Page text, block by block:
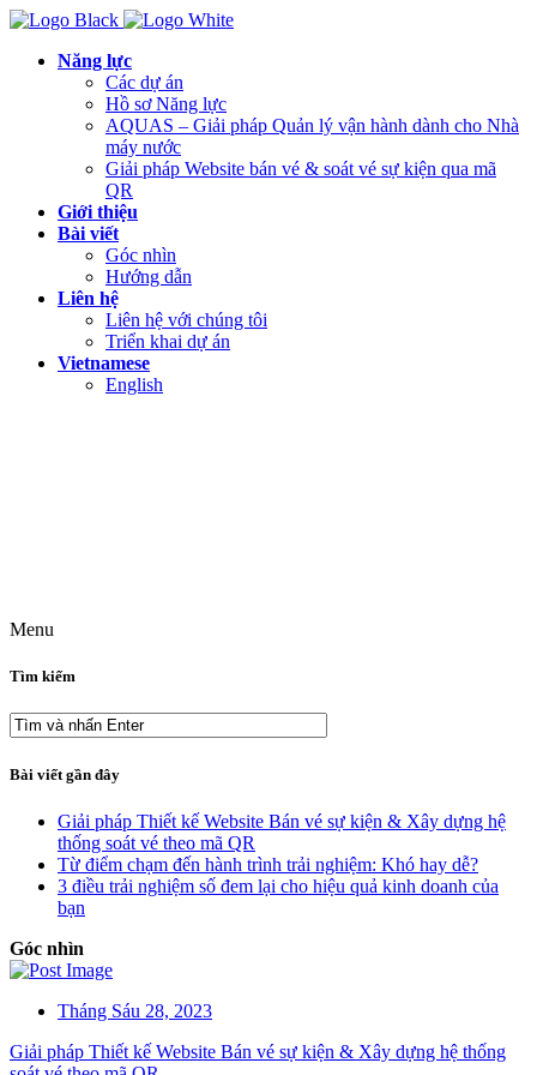
Năng lực
Các dự án
Hồ sơ Năng lực
AQUAS – Giải pháp Quản lý vận hành dành cho Nhà
máy nước
Giải pháp Website bán vé & soát vé sự kiện qua mã
QR
Giới thiệu
Bài viết
Góc nhìn
Hướng dẫn
Liên hệ
Liên hệ với chúng tôi
Triển khai dự án
Vietnamese
English
Menu
Tìm kiếm
Bài viết gần đây
Giải pháp Thiết kế Website Bán vé sự kiện & Xây dựng hệ
thống soát vé theo mã QR
Từ điểm chạm đến hành trình trải nghiệm: Khó hay dễ?
3 điều trải nghiệm số đem lại cho hiệu quả kinh doanh của
bạn
Góc nhìn
Tháng Sáu 28, 2023
Giải pháp Thiết kế Website Bán vé sự kiện & Xây dựng hệ thống